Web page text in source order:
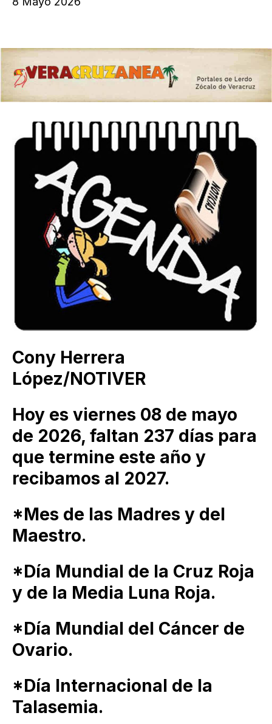
Cony Herrera
López/NOTIVER
Hoy es viernes 08 de mayo
de 2026, faltan 237 días para
que termine este año y
recibamos al 2027.
*Mes de las Madres y del
Maestro.
*Día Mundial de la Cruz Roja
y de la Media Luna Roja.
*Día Mundial del Cáncer de
Ovario.
*Día Internacional de la
Talasemia.